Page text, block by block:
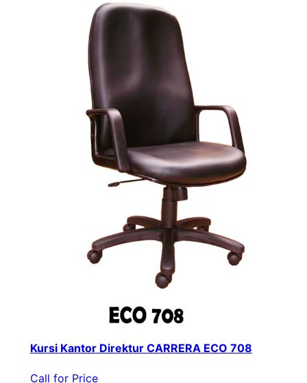
Kursi Kantor Direktur CARRERA ECO 708
Call for Price